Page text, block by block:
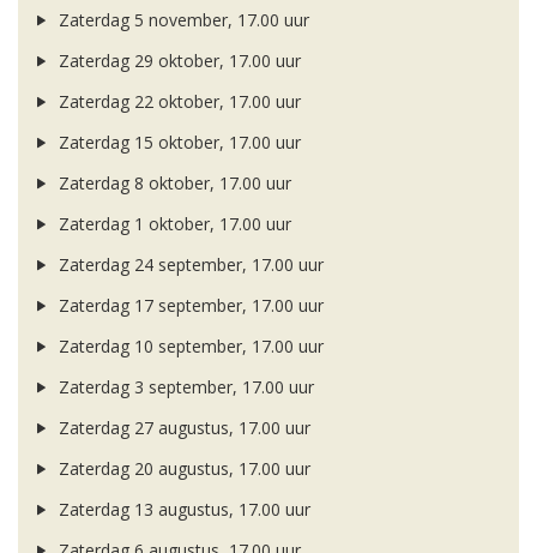
Zaterdag 5 november, 17.00 uur
Zaterdag 29 oktober, 17.00 uur
Zaterdag 22 oktober, 17.00 uur
Zaterdag 15 oktober, 17.00 uur
Zaterdag 8 oktober, 17.00 uur
Zaterdag 1 oktober, 17.00 uur
Zaterdag 24 september, 17.00 uur
Zaterdag 17 september, 17.00 uur
Zaterdag 10 september, 17.00 uur
Zaterdag 3 september, 17.00 uur
Zaterdag 27 augustus, 17.00 uur
Zaterdag 20 augustus, 17.00 uur
Zaterdag 13 augustus, 17.00 uur